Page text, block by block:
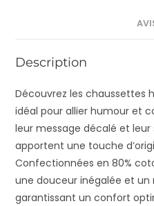
Description
Découvrez les chaussettes
idéal pour allier humour et
leur message décalé et
apportent une touche
Confectionnées en 80%
une douceur inégalée et
garantissant un confort